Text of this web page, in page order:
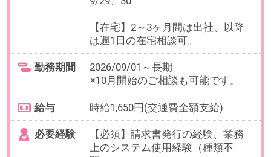
本郷三丁目駅 徒歩6分
9:00～20:00の中で、実働6時間以上
でお選びいただけます。
【例】9:00～16:00、10:00～
17:00（各休憩60分）など
残業 ありません。
日数
週5日（月～金）
※お休み相談も柔軟にご対応いただ
けます。
【在宅勤務】初週から在宅可能で
初日は出社となります。週2～3日
は在宅可能です。